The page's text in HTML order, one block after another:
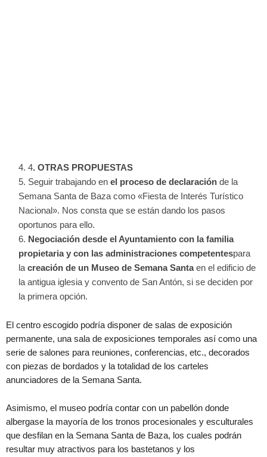
4. OTRAS PROPUESTAS
Seguir trabajando en el proceso de declaración de la
Semana Santa de Baza como «Fiesta de Interés Turístico
Nacional». Nos consta que se están dando los pasos
oportunos para ello.
Negociación desde el Ayuntamiento con la familia
propietaria y con las administraciones competentespara
lacreación de un Museo de Semana Santaen el edificio de
la antigua iglesia y convento de San Antón, si se deciden por
la primera opción.
El centro escogido podría disponer de salas de exposición
permanente, una sala de exposiciones temporales así como una
serie de salones para reuniones, conferencias, etc., decorados
con piezas de bordados y la totalidad de los carteles
anunciadores de la Semana Santa.
Asimismo, el museo podría contar con un pabellón donde
albergase la mayoría de los tronos procesionales y esculturales
que desfilan en la Semana Santa de Baza, los cuales podrán
resultar muy atractivos para los bastetanos y los